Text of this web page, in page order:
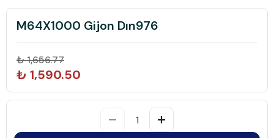
M64X1000 Gijon Dın976
₺ 1,656.77
₺ 1,590.50